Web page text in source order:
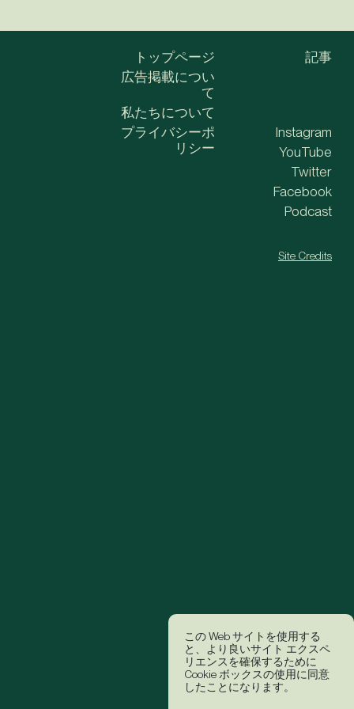
この Web サイトを使用する
と、より良いサイト エクスペ
リエンスを確保するために
Cookie ボックスの使用に同意
したことになります。
トップページ
広告掲載につい
て
私たちについて
記事
プライバシーポ
リシー
Instagram
YouTube
Twitter
Facebook
Podcast
Site Credits